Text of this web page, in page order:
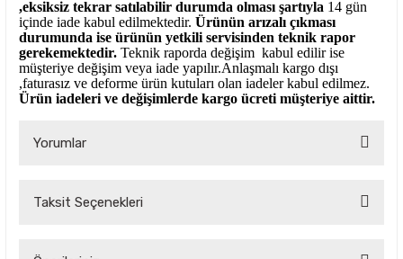
,eksiksiz tekrar satılabilir durumda olması şartıyla 14 gün
içinde iade kabul edilmektedir. Ürünün arızalı çıkması
durumunda ise ürünün yetkili servisinden teknik rapor
gerekemektedir. Teknik raporda değişim kabul edilir ise
müşteriye değişim veya iade yapılır.Anlaşmalı kargo dışı
,faturasız ve deforme ürün kutuları olan iadeler kabul edilmez.
Ürün iadeleri ve değişimlerde kargo ücreti müşteriye aittir.
Yorumlar
Taksit Seçenekleri